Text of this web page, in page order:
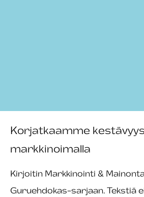
Korjatkaamme
markkinoimalla
Kirjoitin Markkinointi &
Guruehdokas-sarjaan. Tekstiä